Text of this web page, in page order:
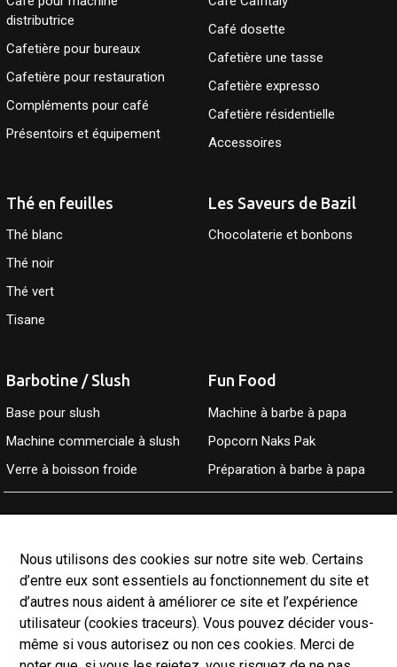
distributrice
Cafetière pour bureaux
Cafetière pour restauration
Compléments pour café
Présentoirs et équipement
Café dosette
Cafetière une tasse
Cafetière expresso
Cafetière résidentielle
Accessoires
Thé en feuilles
Thé blanc
Thé noir
Thé vert
Tisane
Les Saveurs de Bazil
Chocolaterie et bonbons
Barbotine / Slush
Base pour slush
Machine commerciale à slush
Verre à boisson froide
Fun Food
Machine à barbe à papa
Popcorn Naks Pak
Préparation à barbe à papa
À propos
Boutique
Services
Contact
Mon compte
Nous utilisons des cookies sur notre site web. Certains
d’entre eux sont essentiels au fonctionnement du site et
d’autres nous aident à améliorer ce site et l’expérience
utilisateur (cookies traceurs). Vous pouvez décider vous-
même si vous autorisez ou non ces cookies. Merci de